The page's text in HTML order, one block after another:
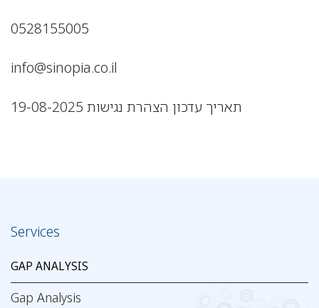
0528155005
info@sinopia.co.il
תאריך עדכון הצהרת נגישות 19-08-2025
Services
GAP ANALYSIS
Gap Analysis